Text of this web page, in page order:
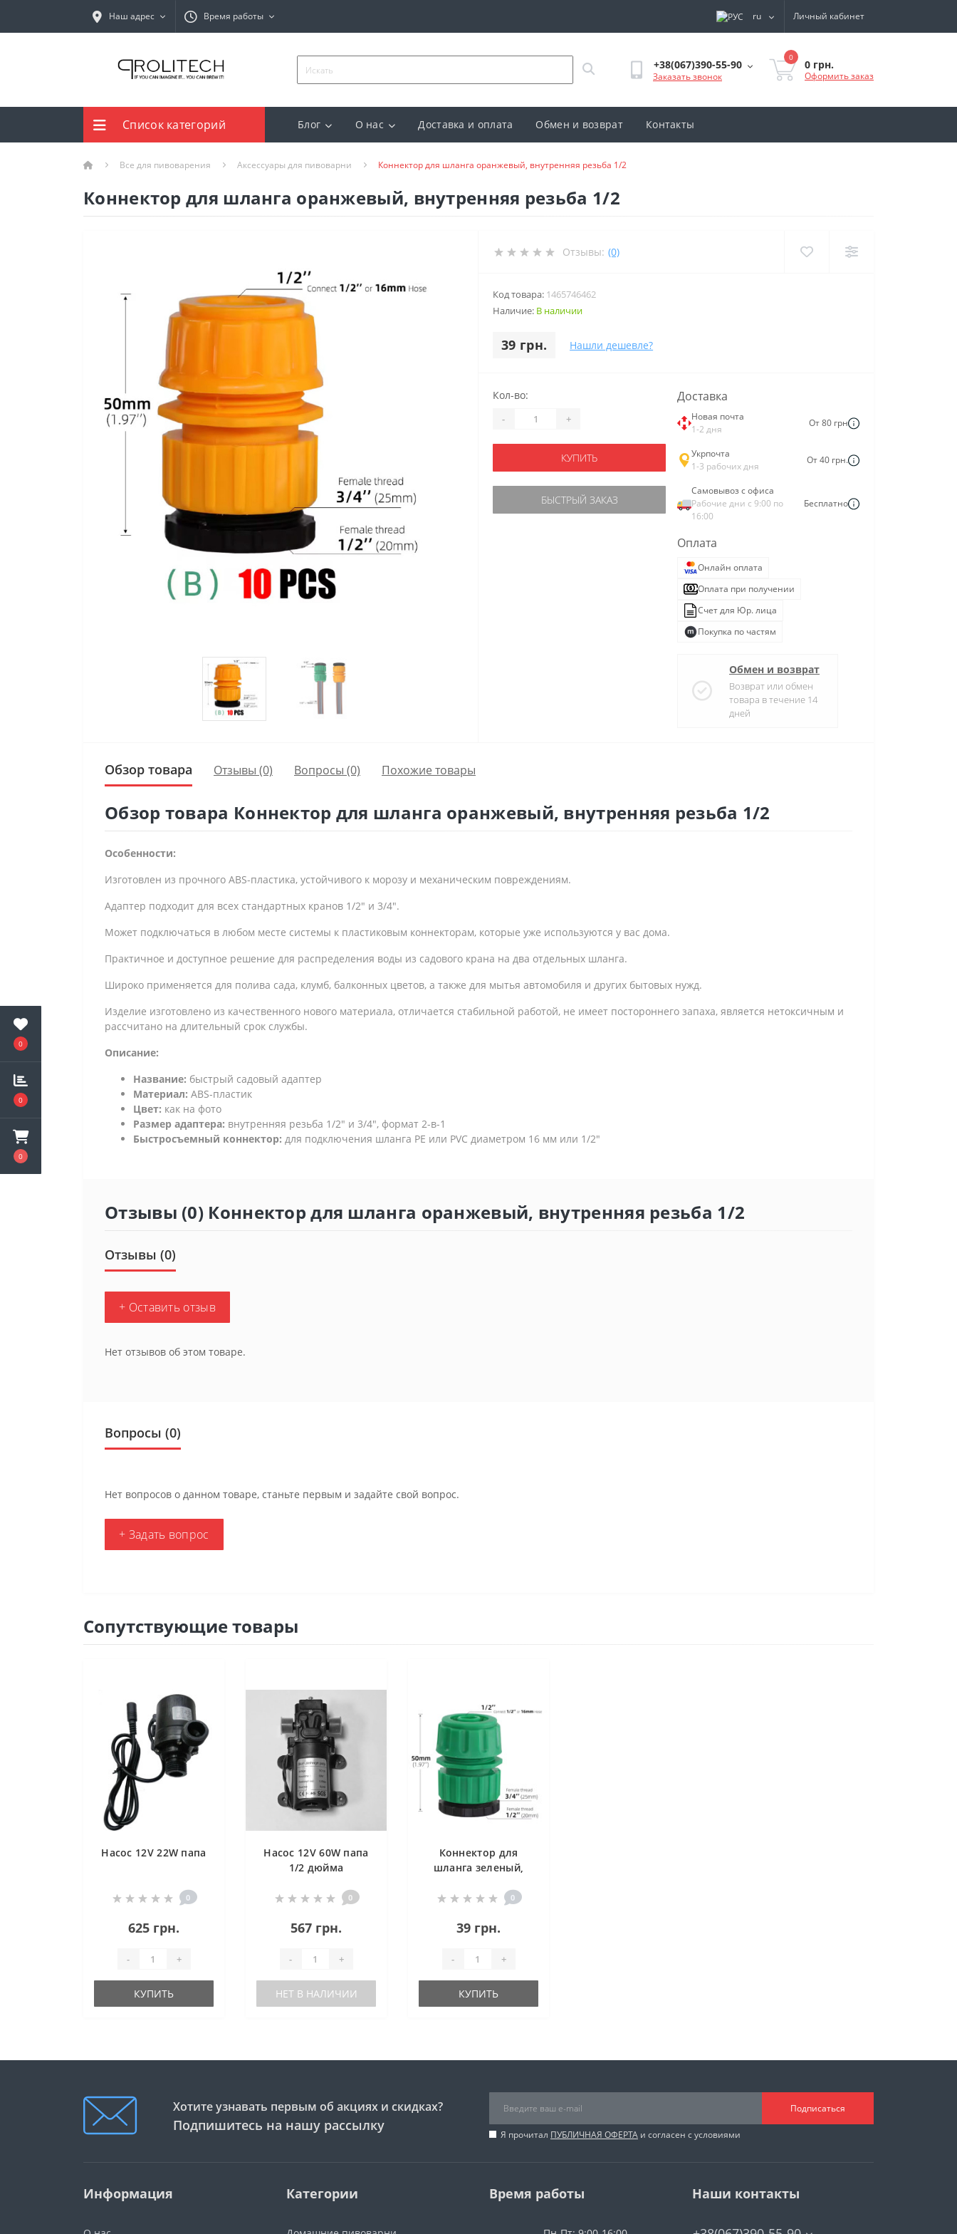
0
0
0
Наш адрес Время работы ru Личный кабинет
+38(067)390-55-90
Заказать звонок
0
0 грн.
Оформить заказ
Список категорий Блог О нас Доставка и оплата Обмен и возврат Контакты
Все для пивоварения Аксессуары для пивоварни Коннектор для шланга оранжевый, внутренняя резьба 1/2
Коннектор для шланга оранжевый, внутренняя резьба 1/2
Отзывы: (0)
Код товара: 1465746462
Наличие: В наличии
39 грн. Нашли дешевле?
Кол-во:
- +
КУПИТЬ
БЫСТРЫЙ ЗАКАЗ
Доставка
Новая почта
1-2 дня
От 80 грн
Укрпочта
1-3 рабочих дня
От 40 грн.
Самовывоз с офиса
Рабочие дни с 9:00 по
16:00
Бесплатно
Оплата
Онлайн оплата
Оплата при получении
Счет для Юр. лица
Покупка по частям
Обмен и возврат
Возврат или обмен
товара в течение 14
дней
Обзор товара Отзывы (0) Вопросы (0) Похожие товары
Обзор товара Коннектор для шланга оранжевый, внутренняя резьба 1/2
Особенности:
Изготовлен из прочного ABS-пластика, устойчивого к морозу и механическим повреждениям.
Адаптер подходит для всех стандартных кранов 1/2" и 3/4".
Может подключаться в любом месте системы к пластиковым коннекторам, которые уже используются у вас дома.
Практичное и доступное решение для распределения воды из садового крана на два отдельных шланга.
Широко применяется для полива сада, клумб, балконных цветов, а также для мытья автомобиля и других бытовых нужд.
Изделие изготовлено из качественного нового материала, отличается стабильной работой, не имеет постороннего запаха, является нетоксичным и
рассчитано на длительный срок службы.
Описание:
Название: быстрый садовый адаптер
Материал: ABS-пластик
Цвет: как на фото
Размер адаптера: внутренняя резьба 1/2" и 3/4", формат 2-в-1
Быстросъемный коннектор: для подключения шланга PE или PVC диаметром 16 мм или 1/2"
Отзывы (0) Коннектор для шланга оранжевый, внутренняя резьба 1/2
Отзывы (0)
+ Оставить отзыв
Нет отзывов об этом товаре.
Вопросы (0)
Нет вопросов о данном товаре, станьте первым и задайте свой вопрос.
+ Задать вопрос
Сопутствующие товары
Насос 12V 22W папа
0
625 грн.
- +
КУПИТЬ
Насос 12V 60W папа
1/2 дюйма
0
567 грн.
- +
НЕТ В НАЛИЧИИ
Коннектор для
шланга зеленый,
1/2
0
39 грн.
- +
КУПИТЬ
Хотите узнавать первым об акциях и скидках?
Подпишитесь на нашу рассылку
Подписаться
Я прочитал ПУБЛИЧНАЯ ОФЕРТА и согласен с условиями
Информация Категории Время работы Наши контакты